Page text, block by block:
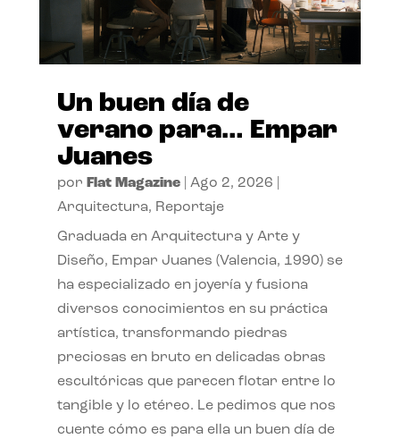
Un buen día de
verano para… Empar
Juanes
por Flat Magazine| Ago 2, 2026
Arquitectura, Reportaje
Graduada en Arquitectura y Arte y
Diseño, Empar Juanes (Valencia, 1990) se
ha especializado en joyería y fusiona
diversos conocimientos en su práctica
artística, transformando piedras
preciosas en bruto en delicadas obras
escultóricas que parecen flotar entre lo
tangible y lo etéreo. Le pedimos que nos
cuente cómo es para ella un buen día de